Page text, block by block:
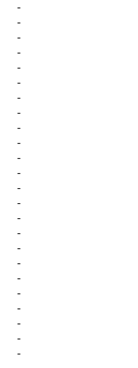
-
-
-
-
-
-
-
-
-
-
-
-
-
-
-
-
-
-
-
-
-
-
-
-